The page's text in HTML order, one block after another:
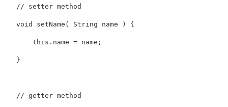
   // setter method
   void setName( String name ) {
       this.name = name;
   }
   // getter method